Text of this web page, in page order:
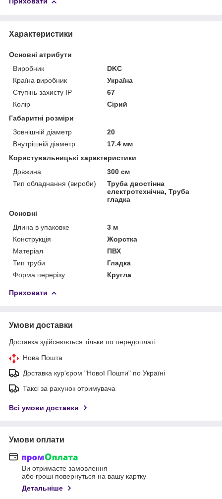
Характеристики
Основні атрибути
Виробник
DKC
Країна виробник
Україна
Ступінь захисту IP
67
Колір
Сірий
Габаритні розміри
Зовнішній діаметр
20
Внутрішній діаметр
17.4 мм
Користувальницькі характеристики
Довжина
300 см
Тип обладнання (вироби)
Труба двостінна
електротехнічна, Труба
гладка
Основні
Длина в упаковке
3 м
Конструкція
Жорстка
Матеріал
ПВХ
Тип труби
Гладка
Форма перерізу
Кругла
Приховати
Умови доставки
Доставка здійснюється тільки по передоплаті.
Нова Пошта
Доставка кур'єром "Нової Пошти" по Україні
Таксі за рахунок отримувача
Всі умови доставки
Умови оплати
Ви отримаєте замовлення
або гроші повернуться на вашу картку
Детальніше